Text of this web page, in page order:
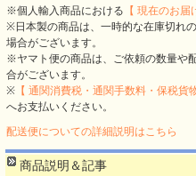
※個人輸入商品における 【 現在のお届
※日本製の商品は、一時的な在庫切れ
場合がございます。
※ヤマト便の商品は、ご依頼の数量や
合がございます。
※ 【 通関消費税・通関手数料・保税貨
へお支払いください。
配送便についての詳細説明はこちら
商品説明＆記事